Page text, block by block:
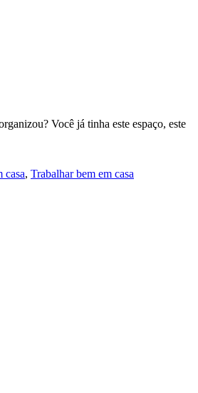
Você já tinha este espaço, este
casa, Trabalhar bem em casa